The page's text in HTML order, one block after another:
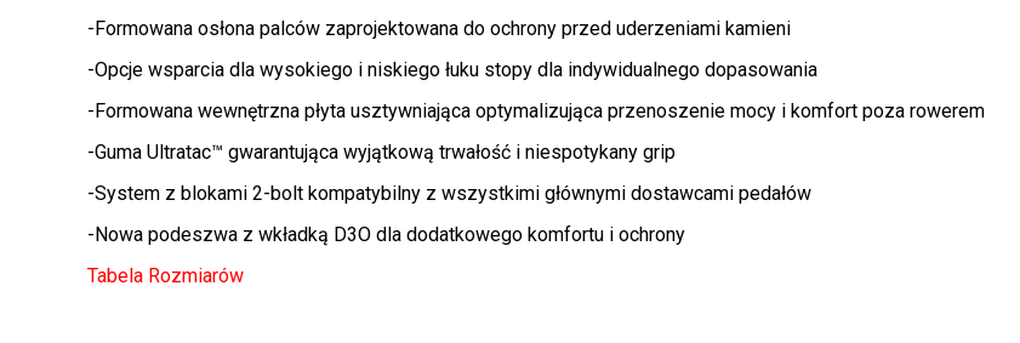
-Formowana osłona palców zaprojektowana do ochrony przed uderzeniami kamieni
-Opcje wsparcia dla wysokiego i niskiego łuku stopy dla indywidualnego dopasowania
-Formowana wewnętrzna płyta usztywniająca optymalizująca przenoszenie mocy i komfort poza rowerem
-Guma Ultratac™ gwarantująca wyjątkową trwałość i niespotykany grip
-System z blokami 2-bolt kompatybilny z wszystkimi głównymi dostawcami pedałów
-Nowa podeszwa z wkładką D3O dla dodatkowego komfortu i ochrony
Tabela Rozmiarów